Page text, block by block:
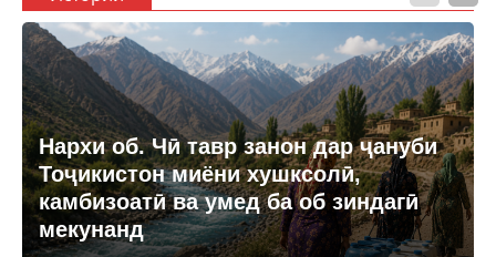
Нархи об. Чӣ тавр занон дар ҷануби
Тоҷикистон миёни хушксолӣ,
камбизоатӣ ва умед ба об зиндагӣ
мекунанд